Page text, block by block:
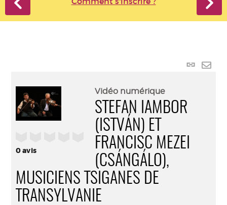
Lien
0avis
Vidéo numérique
STEFAN IAMBOR
(ISTVÁN) ET
FRANCISC MEZEI
(CSÁNGÁLO),
MUSICIENS TSIGANES DE
TRANSYLVANIE